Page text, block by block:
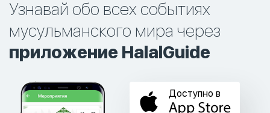
Узнавай обо всех событиях
мусульманского мира через
приложение HalalGuide
Доступно в